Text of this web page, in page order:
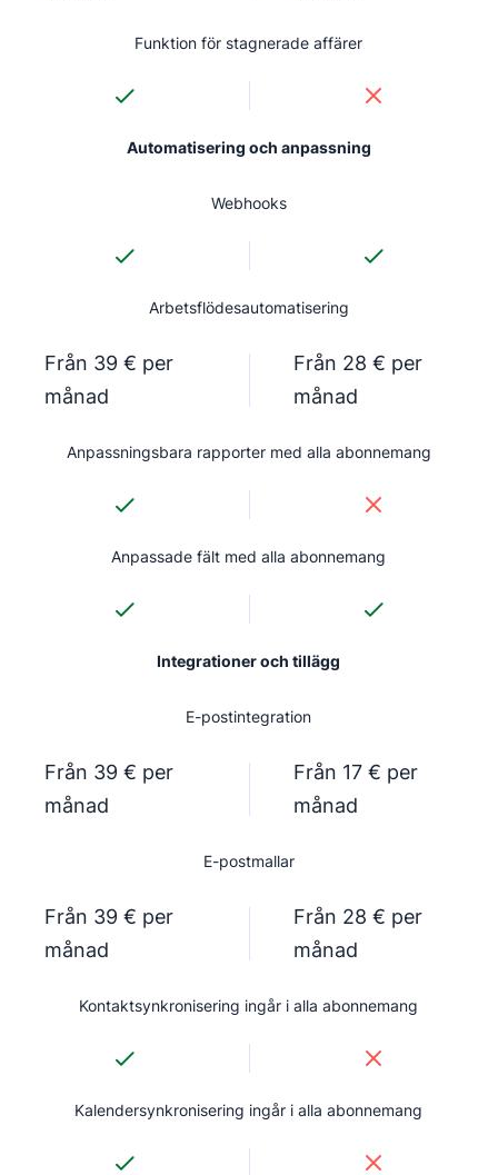
Funktion för stagnerade affärer
Automatisering och anpassning
Webhooks
Arbetsflödesautomatisering
Från 39 € per
månad
Från 28 € per
månad
Anpassningsbara rapporter med alla abonnemang
Anpassade fält med alla abonnemang
Integrationer och tillägg
E-postintegration
Från 39 € per
månad
Från 17 € per
månad
E-postmallar
Från 39 € per
månad
Från 28 € per
månad
Kontaktsynkronisering ingår i alla abonnemang
Kalendersynkronisering ingår i alla abonnemang